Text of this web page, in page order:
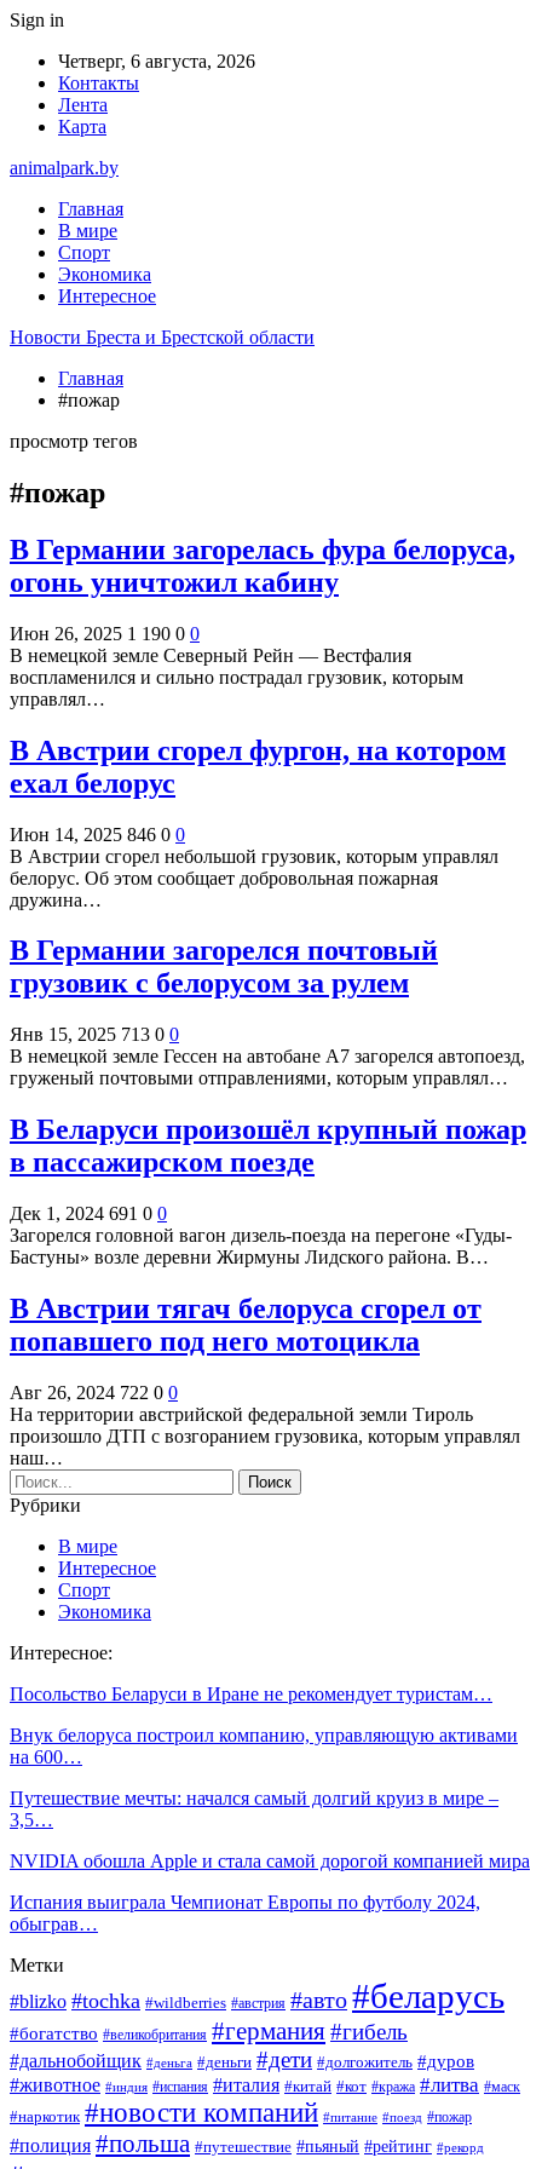
Sign in
Четверг, 6 августа, 2026
Контакты
Лента
Карта
animalpark.by
Главная
В мире
Спорт
Экономика
Интересное
Новости Бреста и Брестской области
Главная
#пожар
просмотр тегов
#пожар
В Германии загорелась фура белоруса,
огонь уничтожил кабину
Июн 26, 2025 1 190 0 0
В немецкой земле Северный Рейн — Вестфалия
воспламенился и сильно пострадал грузовик, которым
управлял…
В Австрии сгорел фургон, на котором
ехал белорус
Июн 14, 2025 846 0 0
В Австрии сгорел небольшой грузовик, которым управлял
белорус. Об этом сообщает добровольная пожарная
дружина…
В Германии загорелся почтовый
грузовик с белорусом за рулем
Янв 15, 2025 713 0 0
В немецкой земле Гессен на автобане А7 загорелся автопоезд,
груженый почтовыми отправлениями, которым управлял…
В Беларуси произошёл крупный пожар
в пассажирском поезде
Дек 1, 2024 691 0 0
Загорелся головной вагон дизель-поезда на перегоне «Гуды-
Бастуны» возле деревни Жирмуны Лидского района. В…
В Австрии тягач белоруса сгорел от
попавшего под него мотоцикла
Авг 26, 2024 722 0 0
На территории австрийской федеральной земли Тироль
произошло ДТП с возгоранием грузовика, которым управлял
наш…
Рубрики
В мире
Интересное
Спорт
Экономика
Интересное:
Посольство Беларуси в Иране не рекомендует туристам…
Внук белоруса построил компанию, управляющую активами
на 600…
Путешествие мечты: начался самый долгий круиз в мире –
3,5…
NVIDIA обошла Apple и стала самой дорогой компанией мира
Испания выиграла Чемпионат Европы по футболу 2024,
обыграв…
Метки
#blizko #tochka #wildberries #австрия #авто#беларусь
#богатство #великобритания #германия#гибель
#дальнобойщик #деньга #деньги #дети #долгожитель #дуров
#животное #индия #испания #италия #китай #кот #кража #литва #маск
#наркотик #новости компаний #питание #поезд #пожар
#полиция #польша #путешествие #пьяный #рейтинг #рекорд